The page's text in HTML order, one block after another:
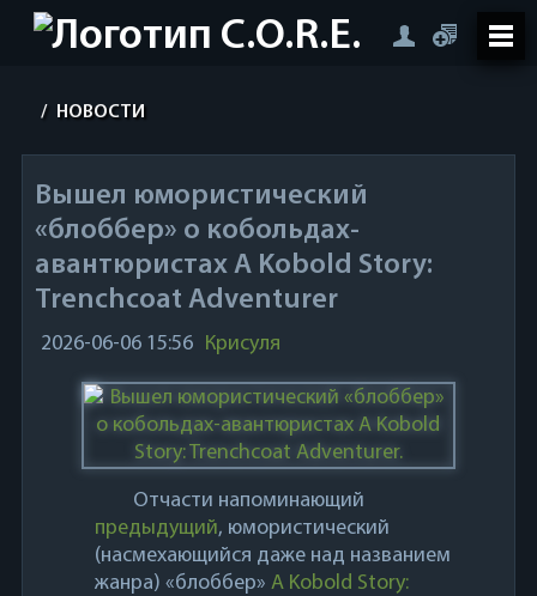
/ НОВОСТИ
Вышел юмористический
«блоббер» о кобольдах-
авантюристах A Kobold Story:
Trenchcoat Adventurer
2026-06-06 15:56 Крисуля
Отчасти напоминающий
предыдущий, юмористический
(насмехающийся даже над названием
жанра) «блоббер» A Kobold Story: